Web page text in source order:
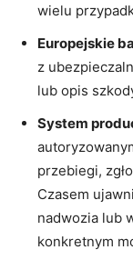
wielu
Europejskie
z
lub opis
System
przebiegi,
Czasem
nadwozia lub
konkretnym